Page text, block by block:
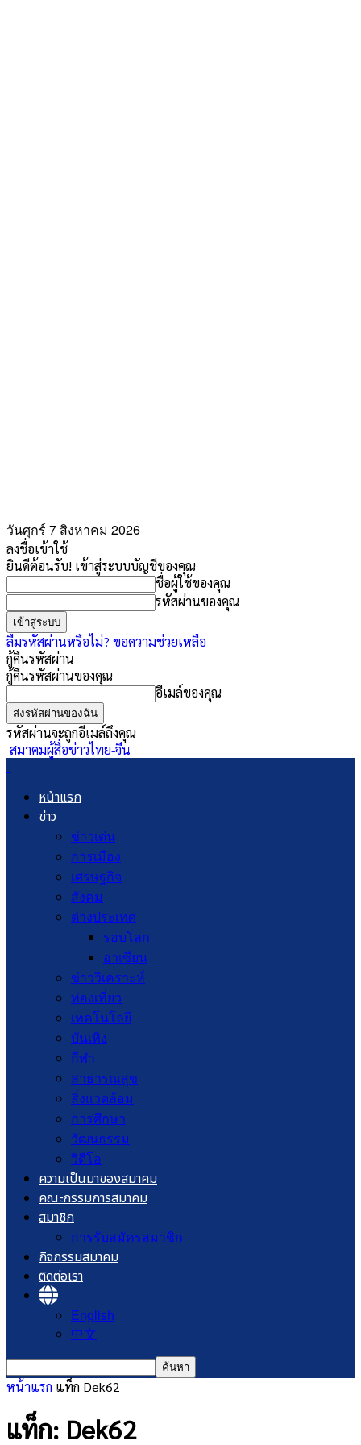
วันศุกร์ 7 สิงหาคม 2026
ลงชื่อเข้าใช้
ยินดีต้อนรับ! เข้าสู่ระบบบัญชีของคุณ
ชื่อผู้ใช้ของคุณ
รหัสผ่านของคุณ
ลืมรหัสผ่านหรือไม่? ขอความช่วยเหลือ
กู้คืนรหัสผ่าน
กู้คืนรหัสผ่านของคุณ
อีเมล์ของคุณ
รหัสผ่านจะถูกอีเมล์ถึงคุณ
สมาคมผู้สื่อข่าวไทย-จีน
หน้าแรก
ข่าว
ข่าวเด่น
การเมือง
เศรษฐกิจ
สังคม
ต่างประเทศ
รอบโลก
อาเซียน
ข่าววิเคราะห์
ท่องเที่ยว
เทคโนโลยี
บันเทิง
กีฬา
สาธารณสุข
สิ่งแวดล้อม
การศึกษา
วัฒนธรรม
วิดีโอ
ความเป็นมาของสมาคม
คณะกรรมการสมาคม
สมาชิก
การรับสมัครสมาชิก
กิจกรรมสมาคม
ติดต่อเรา
English
中文
หน้าแรก แท็ก Dek62
แท็ก: Dek62